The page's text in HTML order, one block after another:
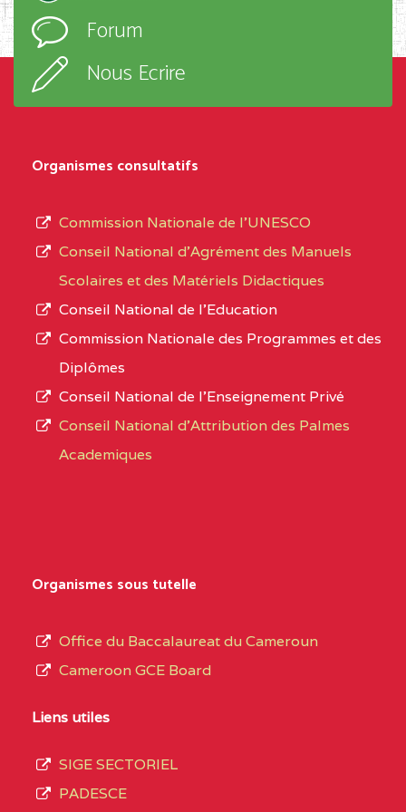
D'ENSEIGNEMENT
PROFESSIONNEL
(CEGEP) STE FOI BP
:4740 YAOUNDE
CENTRE
COLLEGE PANAFRICAIN
DE L'EXCELLENCE BP
CENTRE
COLLEGE PRIVE
CENTRE
COLLEGE PRIVE LAIC
SAINT MICHEL
CENTRE
d’enseignement,
type
L’offre
d’éducation
de
du
de
septembre
Forum
Nous Ecrire
Organismes consultatifs
Commission Nationale de l’UNESCO
Conseil National d’Agrément des Manuels
Scolaires et des Matériels Didactiques
Conseil National de l’Education
Commission Nationale des Programmes et des
Diplômes
Conseil National de l’Enseignement Privé
Conseil National d'Attribution des Palmes
Academiques
Organismes sous tutelle
Office du Baccalaureat du Cameroun
Cameroon GCE Board
Liens utiles
SIGE SECTORIEL
PADESCE